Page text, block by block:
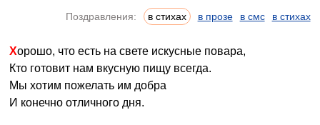
Поздравления: в стихах в прозе в смс в стихах
Хорошо, что есть на свете искусные повара,
Кто готовит нам вкусную пищу всегда.
Мы хотим пожелать им добра
И конечно отличного дня.